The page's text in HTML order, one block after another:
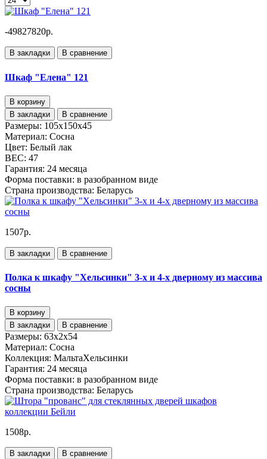
-49827820р.
В закладки В сравнение
Шкаф "Елена" 121
В корзину
В закладки
В сравнение
Размеры: 105x150x45
Материал: Сосна
Цвет: Белый лак
ВЕС: 47
Гарантия: 24 месяца
Форма поставки: в разобранном виде
Страна производства: Беларусь
1507р.
В закладки В сравнение
Полка к шкафу "Хельсинки" 3-х и 4-х дверному из массива
сосны
В корзину
В закладки
В сравнение
Размеры: 63x2x54
Материал: Сосна
Коллекция: МальтаХельсинки
Гарантия: 24 месяца
Форма поставки: в разобранном виде
Страна производства: Беларусь
1508р.
В закладки В сравнение